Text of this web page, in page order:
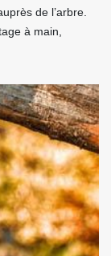
de l’arbre.
à main,